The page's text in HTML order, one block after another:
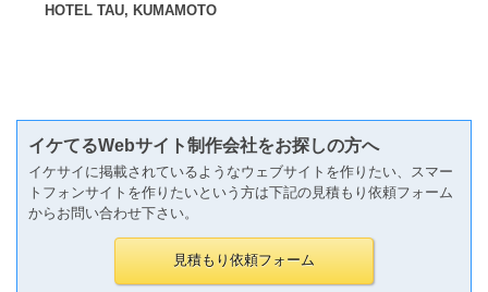
HOTEL TAU, KUMAMOTO
イケてるWebサイト制作会社をお探しの方へ
イケサイに掲載されているようなウェブサイトを作りたい、スマー
トフォンサイトを作りたいという方は下記の見積もり依頼フォーム
からお問い合わせ下さい。